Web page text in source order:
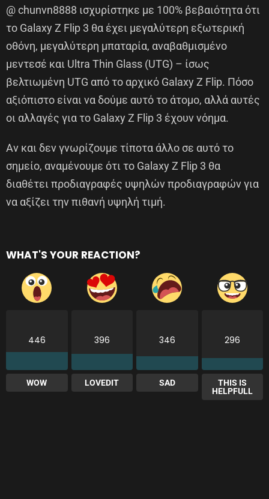
@ chunvn8888 ισχυρίστηκε με 100% βεβαιότητα ότι
το Galaxy Z Flip 3 θα έχει μεγαλύτερη εξωτερική
οθόνη, μεγαλύτερη μπαταρία, αναβαθμισμένο
μεντεσέ και Ultra Thin Glass (UTG) – ίσως
βελτιωμένη UTG από το αρχικό Galaxy Z Flip. Πόσο
αξιόπιστο είναι να δούμε αυτό το άτομο, αλλά αυτές
οι αλλαγές για το Galaxy Z Flip 3 έχουν νόημα.
Αν και δεν γνωρίζουμε τίποτα άλλο σε αυτό το
σημείο, αναμένουμε ότι το Galaxy Z Flip 3 θα
διαθέτει προδιαγραφές υψηλών προδιαγραφών για
να αξίζει την πιθανή υψηλή τιμή.
WHAT'S YOUR REACTION?
446
WOW
396
LOVEDIT
346
SAD
296
THIS IS
HELPFULL